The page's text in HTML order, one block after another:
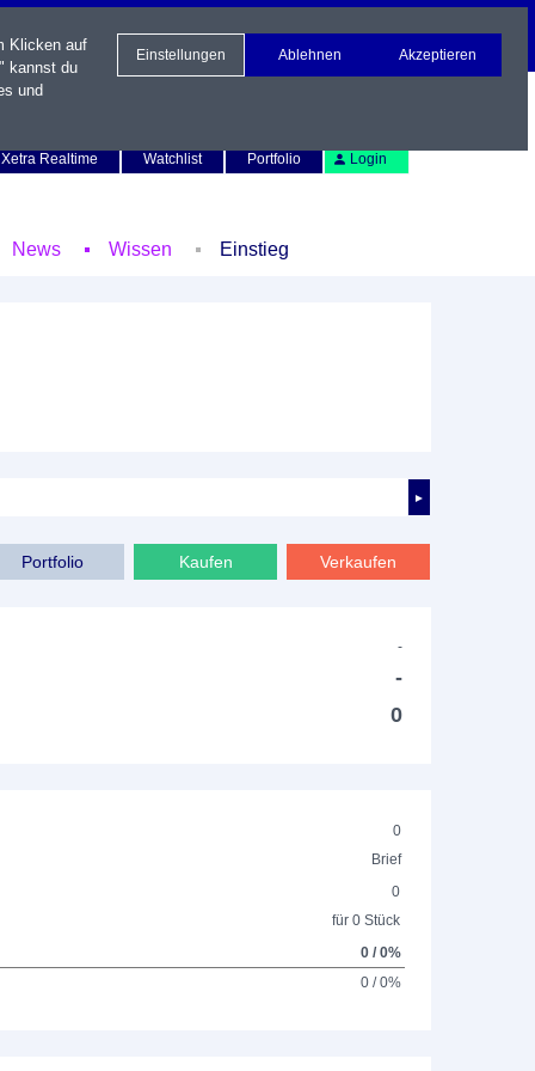
Xetra Realtime
Watchlist Portfolio Login
News Wissen Einstieg
►
Portfolio Kaufen Verkaufen
-
-
0
0
Brief
0
für 0 Stück
0 / 0%
0 / 0%
Klicken auf
kannst du
und
Einstellungen Ablehnen Akzeptieren